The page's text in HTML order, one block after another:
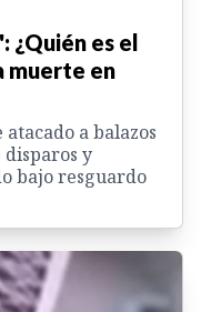
¿Quién es el
muerte en
a balazos
disparos y
bajo resguardo